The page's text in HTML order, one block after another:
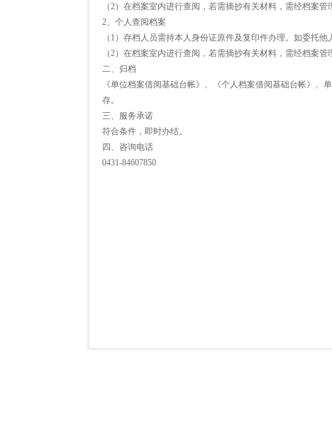
（2）在档案室内进行查阅，若需摘抄有关材料，需经档案管
2、个人查阅档案
（1）存档人员需持本人身份证原件及复印件办理。如委托
（2）在档案室内进行查阅，若需摘抄有关材料，需经档案管
二、归档
《单位档案借阅基础台帐》、《个人档案借阅基础台帐》
存。
三、服务承诺
符合条件，即时办结。
四、咨询电话
0431-84607850